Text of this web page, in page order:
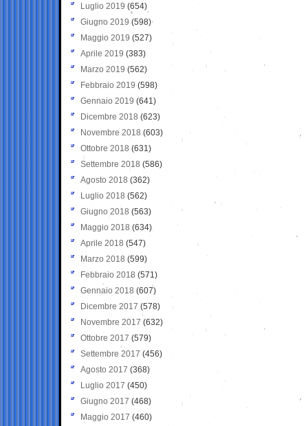
Luglio 2019 (654)
Giugno 2019 (598)
Maggio 2019 (527)
Aprile 2019 (383)
Marzo 2019 (562)
Febbraio 2019 (598)
Gennaio 2019 (641)
Dicembre 2018 (623)
Novembre 2018 (603)
Ottobre 2018 (631)
Settembre 2018 (586)
Agosto 2018 (362)
Luglio 2018 (562)
Giugno 2018 (563)
Maggio 2018 (634)
Aprile 2018 (547)
Marzo 2018 (599)
Febbraio 2018 (571)
Gennaio 2018 (607)
Dicembre 2017 (578)
Novembre 2017 (632)
Ottobre 2017 (579)
Settembre 2017 (456)
Agosto 2017 (368)
Luglio 2017 (450)
Giugno 2017 (468)
Maggio 2017 (460)